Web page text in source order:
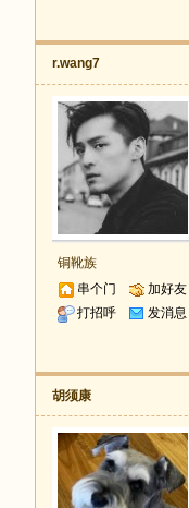
r.wang7
铜靴族
串个门
加好友
打招呼
发消息
胡须康